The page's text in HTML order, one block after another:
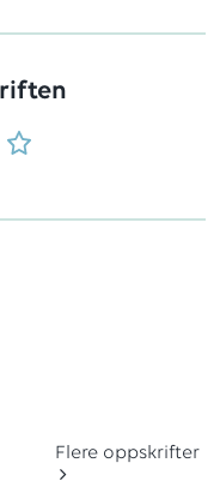
Flere oppskrifter